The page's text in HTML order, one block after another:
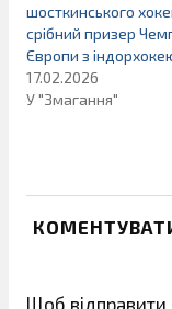
шосткинського
срібний призер
Європи з
17.02.2026
У "Змагання"
Щоб відправити